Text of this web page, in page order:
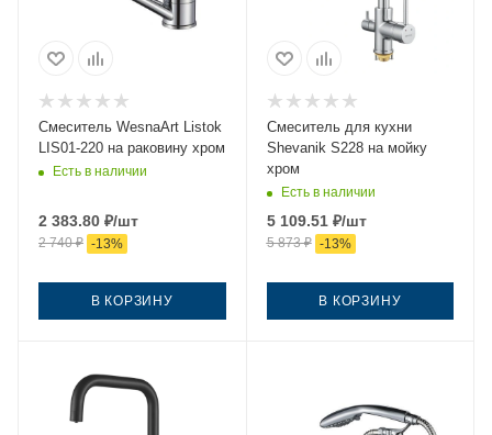
Смеситель WesnaArt Listok
LIS01-220 на раковину хром
Есть в наличии
2 383.80 ₽/шт
2 740₽ -13%
В КОРЗИНУ
Смеситель для кухни
Shevanik S228 на мойку
хром
Есть в наличии
5 109.51₽/шт
5 873₽ -13%
В КОРЗИНУ